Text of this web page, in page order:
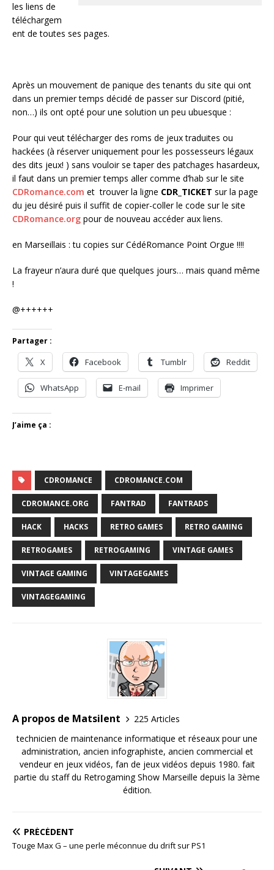
les liens de
téléchargem
ent de toutes ses pages.
Après un mouvement de panique des tenants du site qui ont
dans un premier temps décidé de passer sur Discord (pitié,
non…) ils ont opté pour une solution un peu ubuesque :
Pour qui veut télécharger des roms de jeux traduites ou
hackées (à réserver uniquement pour les possesseurs légaux
des dits jeux! ) sans vouloir se taper des patchages hasardeux,
il faut dans un premier temps aller comme d’hab sur le site
CDRomance.com et trouver la ligne CDR_TICKET sur la page
du jeu désiré puis il suffit de copier-coller le code sur le site
CDRomance.org pour de nouveau accéder aux liens.
en Marseillais : tu copies sur CédéRomance Point Orgue !!!!
La frayeur n’aura duré que quelques jours… mais quand même
!
@++++++
Partager :
X Facebook Tumblr Reddit
WhatsApp E-mail Imprimer
J’aime ça :
CDROMANCE CDROMANCE.COM
CDROMANCE.ORG FANTRAD FANTRADS
HACK HACKS RETRO GAMES RETRO GAMING
RETROGAMES RETROGAMING VINTAGE GAMES
VINTAGE GAMING VINTAGEGAMES
VINTAGEGAMING
A propos de Matsilent
225 Articles
technicien de maintenance informatique et réseaux pour une
administration, ancien infographiste, ancien commercial et
vendeur en jeux vidéos, fan de jeux vidéos depuis 1980. fait
partie du staff du Retrogaming Show Marseille depuis la 3ème
édition.
PRÉCÉDENT
Touge Max G – une perle méconnue du drift sur PS1